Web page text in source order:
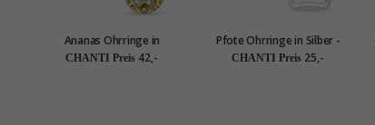
Ananas Ohrringe in
vergoldetem Sterlingsilber
CHANTI Preis 42,-
Pfote Ohrringe in Silber -
Little Ones
CHANTI Preis 25,-